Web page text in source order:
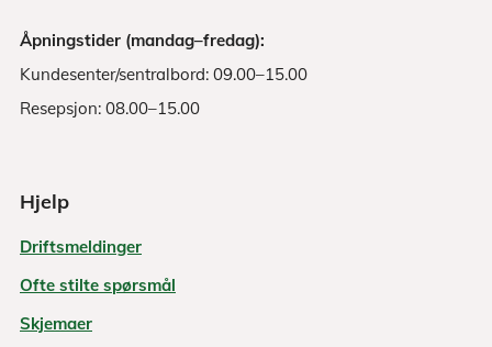
Åpningstider (mandag–fredag):
Kundesenter/sentralbord: 09.00–15.00
Resepsjon: 08.00–15.00
Hjelp
Driftsmeldinger
Ofte stilte spørsmål
Skjemaer